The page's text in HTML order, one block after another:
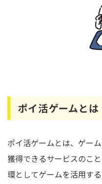
ポイ活ゲームとは
ポイ活ゲームとは、ゲー
獲得できるサービスのこ
環としてゲームを活用する